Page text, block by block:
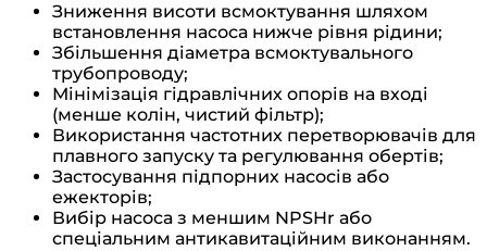
Зниження висоти всмоктування шляхом
встановлення насоса нижче рівня рідини;
Збільшення діаметра всмоктувального
трубопроводу;
Мінімізація гідравлічних опорів на вході
(менше колін, чистий фільтр);
Використання частотних перетворювачів для
плавного запуску та регулювання обертів;
Застосування підпорних насосів або
ежекторів;
Вибір насоса з меншим NPSHr або
спеціальним антикавитаційним виконанням.